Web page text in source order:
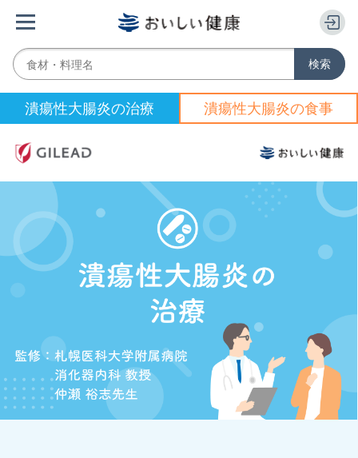
潰瘍性大腸炎の治療 潰瘍性大腸炎の食事